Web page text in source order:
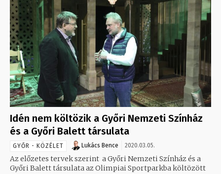
Idén nem költözik a Győri Nemzeti Színház
és a Győri Balett társulata
GYŐR - KÖZÉLET Lukács Bence 2020.03.05.
Az előzetes tervek szerint a Győri Nemzeti Színház és a
Győri Balett társulata az Olimpiai Sportparkba költözött